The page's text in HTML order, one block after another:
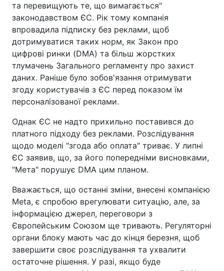
та перевищують те, що вимагається"
законодавством ЄС. Рік тому компанія
впровадила підписку без реклами, щоб
дотримуватися таких норм, як Закон про
цифрові ринки (DMA) та більш жорстких
тлумачень Загального регламенту про захист
даних. Раніше було зобов'язання отримувати
згоду користувачів з ЄС перед показом їм
персоналізованої реклами.
Однак ЄС не надто прихильно поставився до
платного підходу без реклами. Розслідування
щодо моделі "згода або оплата" триває. У липні
ЄС заявив, що, за його попередніми висновками,
"Мета" порушує DMA цим планом.
Вважається, що останні зміни, внесені компанією
Meta, є спробою врегулювати ситуацію, але, за
інформацією джерел, переговори з
Європейським Союзом ще тривають. Регуляторні
органи блоку мають час до кінця березня, щоб
завершити своє розслідування та ухвалити
остаточне рішення. У разі, якщо буде